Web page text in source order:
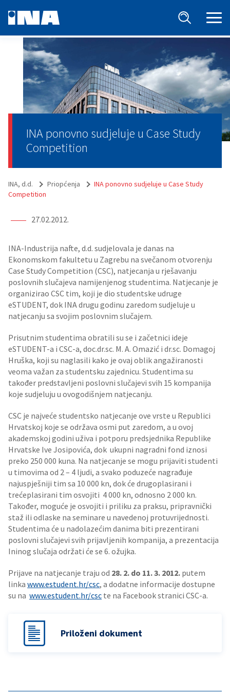
INA ponovno sudjeluje u Case Study
Competition
INA, d.d. Priopćenja
INA ponovno sudjeluje u Case Study
Competition
27.02.2012.
INA-Industrija nafte, d.d. sudjelovala je danas na
Ekonomskom fakultetu u Zagrebu na svečanom otvorenju
Case Study Competition (CSC), natjecanja u rješavanju
poslovnih slučajeva namijenjenog studentima. Natjecanje je
organizirao CSC tim, koji je dio studentske udruge
eSTUDENT, dok INA drugu godinu zaredom sudjeluje u
natjecanju sa svojim poslovnim slučajem.
Prisutnim studentima obratili su se i začetnici ideje
eSTUDENT-a i CSC-a, doc.dr.sc. M. A. Omazić i dr.sc. Domagoj
Hruška, koji su naglasili kako je ovaj oblik angažiranosti
veoma važan za studentsku zajednicu. Studentima su
također predstavljeni poslovni slučajevi svih 15 kompanija
koje sudjeluju u ovogodišnjem natjecanju.
CSC je najveće studentsko natjecanje ove vrste u Republici
Hrvatskoj koje se održava osmi put zaredom, a u ovoj
akademskoj godini uživa i potporu predsjednika Republike
Hrvatske Ive Josipovića, dok ukupni nagradni fond iznosi
preko 250 000 kuna. Na natjecanje se mogu prijaviti studenti
u timovima od 2 – 4 ljudi, a svako poduzeće nagrađuje
najuspješniji tim sa 10 000 kn, dok će drugoplasirani i
trećeplasirani tim osvojiti 4 000 kn, odnosno 2 000 kn.
Također, moguće je osvojiti i priliku za praksu, pripravnički
staž ili odlaske na seminare u navedenoj protuvrijednosti.
Studentima će u nadolazećim danima biti prezentirani
poslovni slučajevi svih prijavljenih kompanija, a prezentacija
Ininog slučaja održati će se 6. ožujka.
Prijave na natjecanje traju od 28. 2. do 11. 3. 2012. putem
linka www.estudent.hr/csc, a dodatne informacije dostupne
su na www.estudent.hr/csc te na Facebook stranici CSC-a.
Priloženi dokument